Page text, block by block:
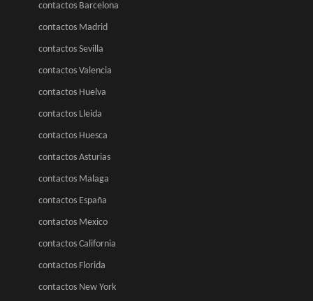
contactos Barcelona
contactos Madrid
contactos Sevilla
contactos Valencia
contactos Huelva
contactos Lleida
contactos Huesca
contactos Asturias
contactos Malaga
contactos España
contactos Mexico
contactos California
contactos Florida
contactos New York